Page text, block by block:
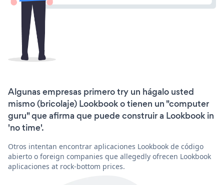
Algunas empresas primero try un hágalo usted
mismo (bricolaje) Lookbook o tienen un "computer
guru" que afirma que puede construir a Lookbook in
'no time'.
Otros intentan encontrar aplicaciones Lookbook de código
abierto o foreign companies que allegedly ofrecen Lookbook
aplicaciones at rock-bottom prices.